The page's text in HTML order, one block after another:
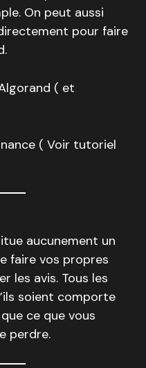
On peut aussi
pour faire
( et
( Voir tutoriel
aucunement un
faire vos propres
les avis. Tous les
soient comporte
ce que vous
perdre.